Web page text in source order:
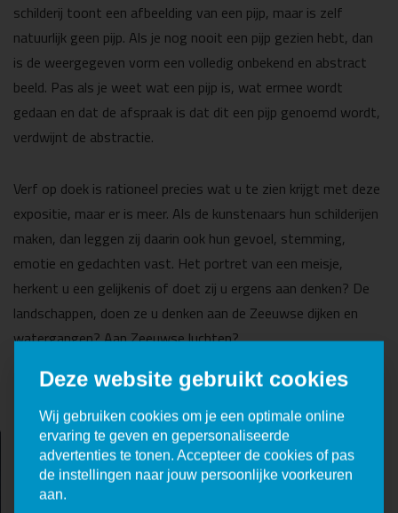
schilderij toont een afbeelding van een pijp, maar is zelf
natuurlijk geen pijp. Als je nog nooit een pijp gezien hebt, dan
is de weergegeven vorm een volledig onbekend en abstract
beeld. Pas als je weet wat een pijp is, wat ermee wordt
gedaan en dat de afspraak is dat dit een pijp genoemd wordt,
verdwijnt de abstractie.
Verf op doek is rationeel precies wat u te zien krijgt met deze
expositie, maar er is meer. Als de kunstenaars hun schilderijen
maken, dan leggen zij daarin ook hun gevoel, stemming,
emotie en gedachten vast. Het portret van een meisje,
herkent u een gelijkenis of doet zij u ergens aan denken? De
landschappen, doen ze u denken aan de Zeeuwse dijken en
watergangen? Aan Zeeuwse luchten?
Deze website gebruikt cookies
Wij gebruiken cookies om je een optimale online
ervaring te geven en gepersonaliseerde
advertenties te tonen. Accepteer de cookies of pas
de instellingen naar jouw persoonlijke voorkeuren
aan.